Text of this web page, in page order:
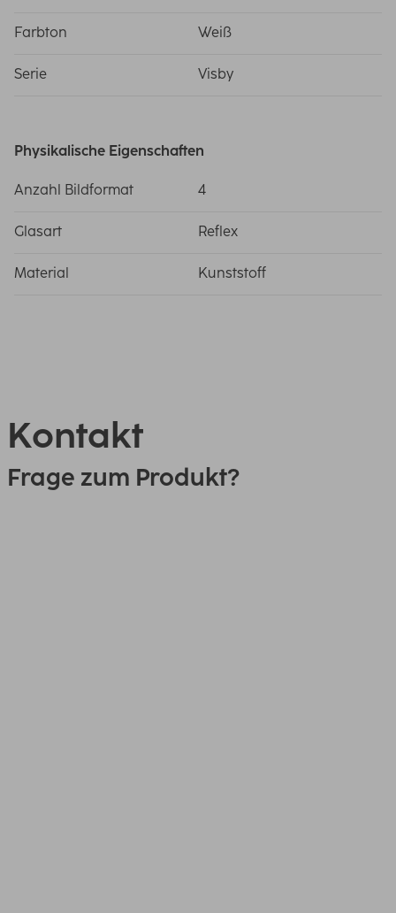
Farbton Weiß
Serie Visby
Physikalische Eigenschaften
Anzahl Bildformat 4
Glasart Reflex
Material Kunststoff
Kontakt
Frage zum Produkt?